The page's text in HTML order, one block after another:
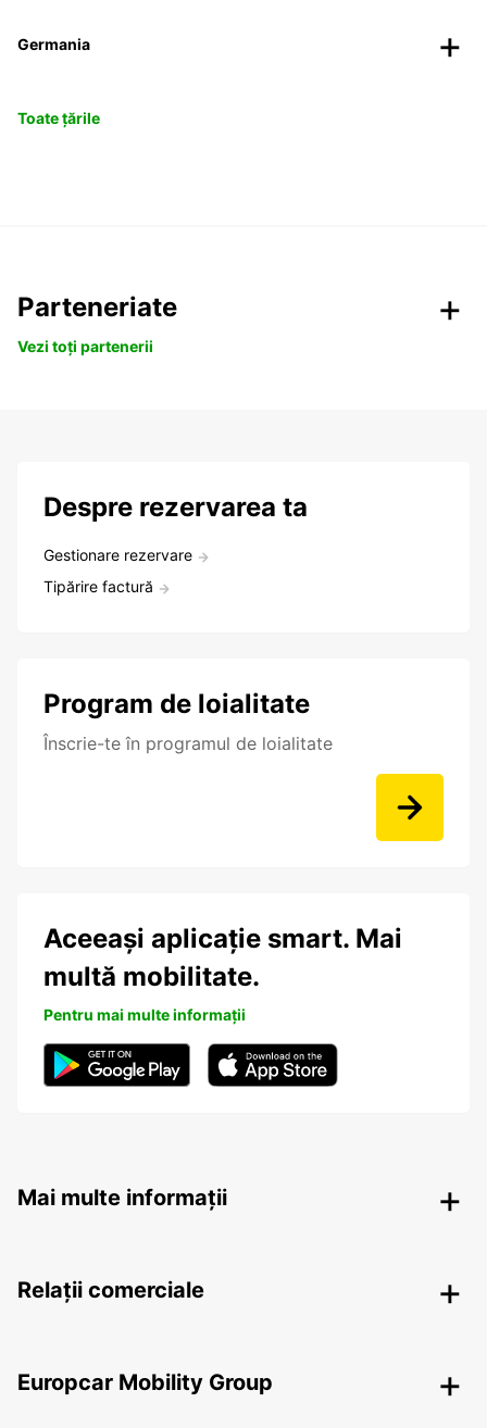
Germania
Toate țările
Parteneriate
Vezi toți partenerii
Despre rezervarea ta
Gestionare rezervare
Tipărire factură
Program de loialitate
Înscrie-te în programul de loialitate
Aceeași aplicație smart. Mai
multă mobilitate.
Pentru mai multe informații
Mai multe informații
Relații comerciale
Europcar Mobility Group